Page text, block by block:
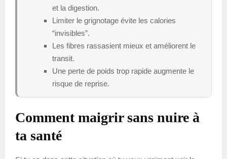
et la digestion.
Limiter le grignotage évite les calories
“invisibles”.
Les fibres rassasient mieux et améliorent le
transit.
Une perte de poids trop rapide augmente le
risque de reprise.
Comment maigrir sans nuire à
ta santé